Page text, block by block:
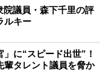
議員・森下千里の評
ルキー
に“スピード出世”！
輩タレント議員を脅か